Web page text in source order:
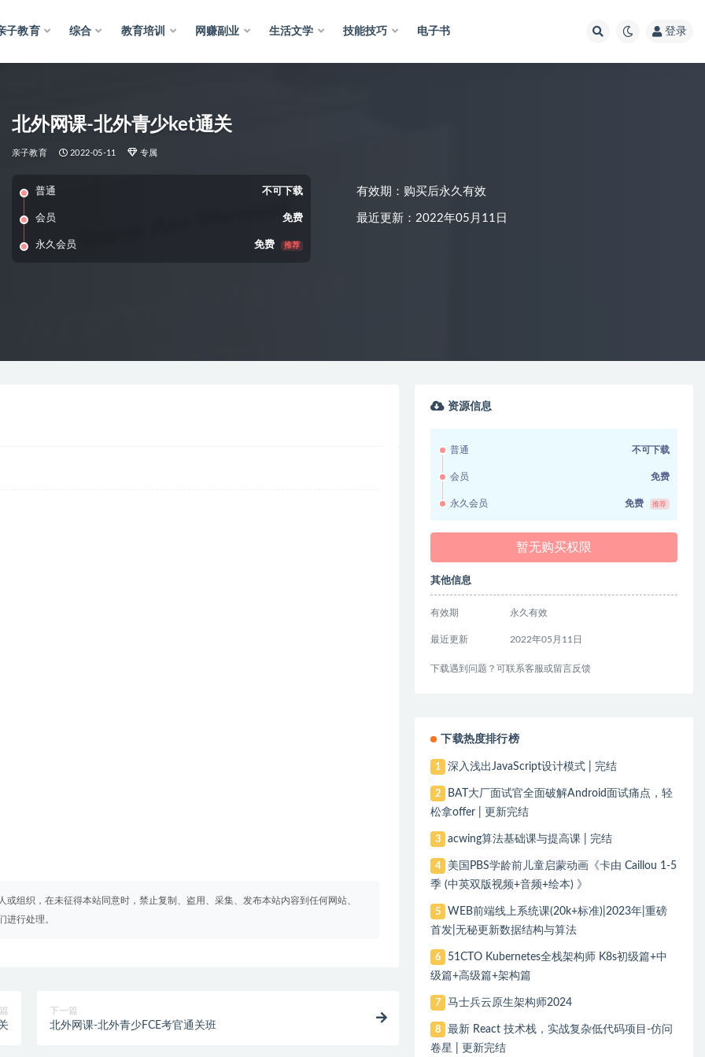
子教育 综合 教育培训 网赚副业 生活文学 技能技巧 电子书 登录
北外网课-北外青少ket通关
亲子教育 2022-05-11 专属
普通 不可下载
会员 免费
永久会员 免费 推荐
有效期：购买后永久有效
最近更新：2022年05月11日
组织，在未征得本站同意时，禁止复制、盗用、采集、发布本站内容到任何网站、
进行处理。
下一篇
北外网课-北外青少FCE考官通关班
资源信息
普通 不可下载
会员 免费
永久会员 免费 推荐
暂无购买权限
其他信息
有效期 永久有效
最近更新 2022年05月11日
下载遇到问题？可联系客服或留言反馈
下载热度排行榜
1 深入浅出JavaScript设计模式 | 完结
2
BAT大厂面试官全面破解Android面试痛点，轻
松拿offer | 更新完结
3 acwing算法基础课与提高课 | 完结
4
美国PBS学龄前儿童启蒙动画《卡由 Caillou 1-5
季 (中英双版视频+音频+绘本) 》
5
WEB前端线上系统课(20k+标准)|2023年|重磅
首发|无秘更新数据结构与算法
6
51CTO Kubernetes全栈架构师 K8s初级篇+中
级篇+高级篇+架构篇
7 马士兵云原生架构师2024
8
最新 React 技术栈，实战复杂低代码项目-仿问
卷星 | 更新完结